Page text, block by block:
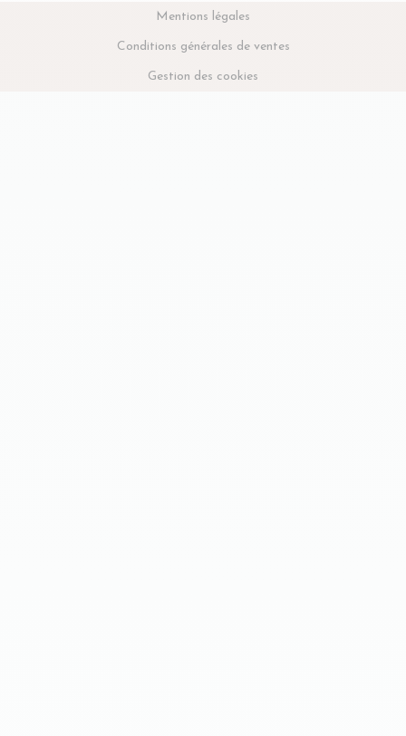
Mentions légales
Conditions générales de ventes
Gestion des cookies